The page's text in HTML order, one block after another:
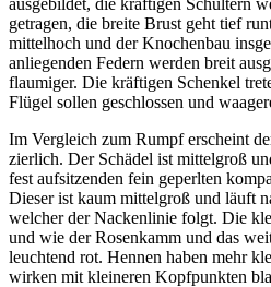
ausgebildet, die kräftigen Schultern
getragen, die breite Brust geht tief
mittelhoch und der Knochenbau
anliegenden Federn werden breit
flaumiger. Die kräftigen Schenkel
Flügel sollen geschlossen und
Im Vergleich zum Rumpf erscheint
zierlich. Der Schädel ist mittelgroß
fest aufsitzenden fein geperlten
Dieser ist kaum mittelgroß und läuft
welcher der Nackenlinie folgt. Die
und wie der Rosenkamm und das
leuchtend rot. Hennen haben mehr
wirken mit kleineren Kopfpunkten